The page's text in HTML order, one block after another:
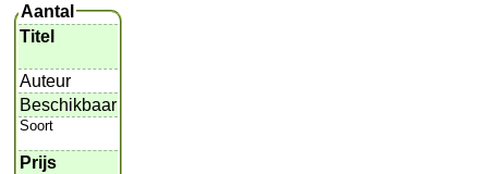
Aantal
Titel
Auteur
Beschikbaar
Soort
Prijs